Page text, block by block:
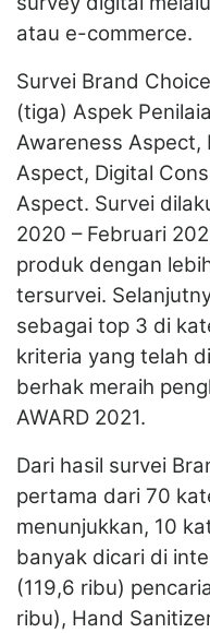
atau e-commerce.
Survei Brand
(tiga) Aspek
Awareness Aspect,
Aspect, Digital
Aspect. Survei
2020 – Februari
produk dengan
tersurvei.
sebagai top 3 di
kriteria yang telah
berhak meraih
AWARD 2021.
Dari hasil survei
pertama dari 70
menunjukkan, 10
banyak dicari di
(119,6 ribu)
ribu), Hand